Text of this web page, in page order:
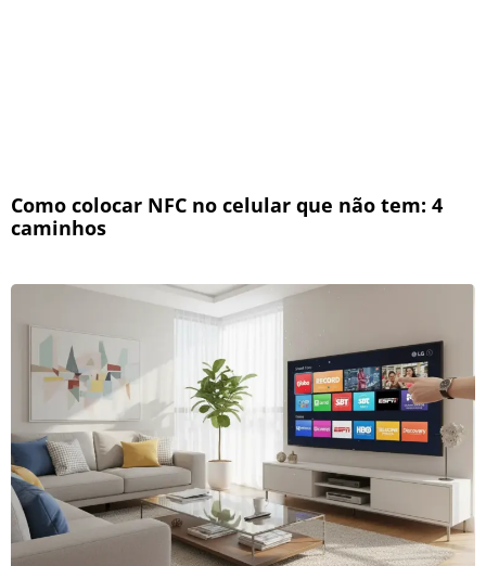
Como colocar NFC no celular que não tem: 4
caminhos